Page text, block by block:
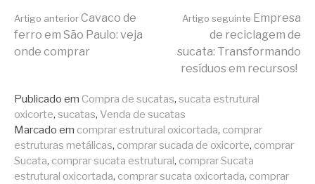
Continue
Artigo anteriorCavaco de
ferro em São Paulo: veja
onde comprar
Artigo seguinte Empresa
de reciclagem de
sucata: Transformando
resíduos em recursos!
Publicado em Compra de sucatas, sucata estrutural
oxicorte, sucatas, Venda de sucatas
Marcado em comprar estrutural oxicortada, comprar
estruturas metálicas, comprar sucada de oxicorte, comprar
Sucata, comprar sucata estrutural , comprar Sucata
estrutural oxicortada, comprar sucata oxicortada, comprar